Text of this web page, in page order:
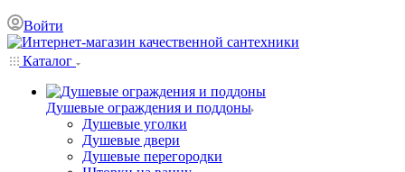
Войти
Каталог
Душевые ограждения и поддоны
Душевые уголки
Душевые двери
Душевые перегородки